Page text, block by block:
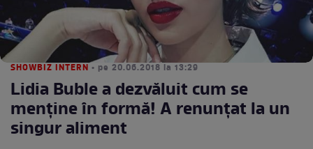
SHOWBIZ INTERN • pe 20.06.2018 la 13:29
Lidia Buble a dezvăluit cum se
menţine în formă! A renunţat la un
singur aliment